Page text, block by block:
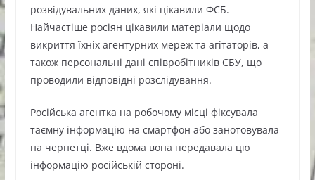
розвідувальних даних, які цікавили ФСБ.
Найчастіше росіян цікавили матеріали щодо
викриття їхніх агентурних мереж та агітаторів, а
також персональні дані співробітників СБУ, що
проводили відповідні розслідування.
Російська агентка на робочому місці фіксувала
таємну інформацію на смартфон або занотовувала
на чернетці. Вже вдома вона передавала цю
інформацію російській стороні.